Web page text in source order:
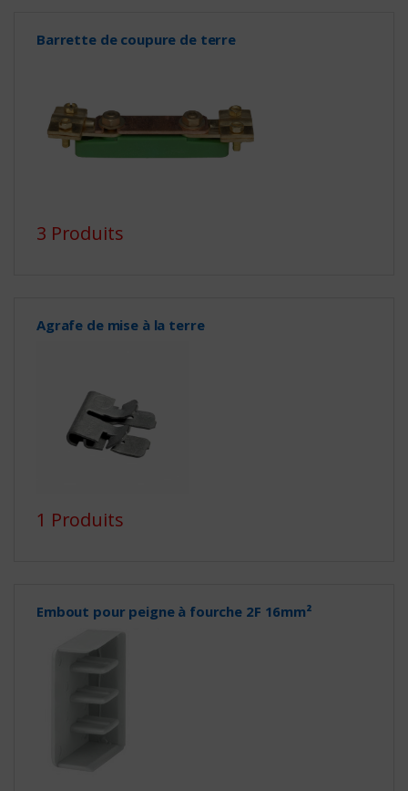
Barrette de coupure de terre
3 Produits
Agrafe de mise à la terre
1 Produits
Embout pour peigne à fourche 2F 16mm²